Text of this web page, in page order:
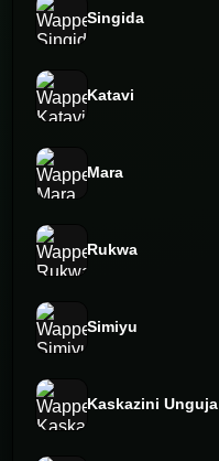
Singida
Katavi
Mara
Rukwa
Simiyu
Kaskazini Unguja